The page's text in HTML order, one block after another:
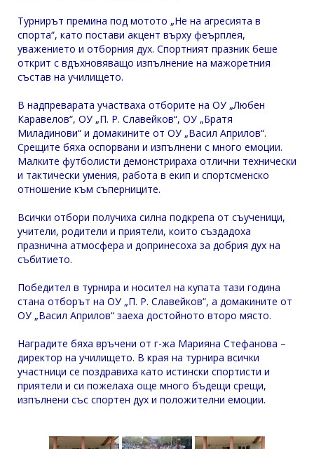
Турнирът премина под мотото „Не на агресията в
спорта“, като постави акцент върху феърплея,
уважението и отборния дух. Спортният празник беше
открит с вдъхновяващо изпълнение на мажоретния
състав на училището.
В надпреварата участваха отборите на ОУ „Любен
Каравелов“, ОУ „П. Р. Славейков“, ОУ „Братя
Миладинови“ и домакините от ОУ „Васил Априлов“.
Срещите бяха оспорвани и изпълнени с много емоции.
Малките футболисти демонстрираха отлични технически
и тактически умения, работа в екип и спортсменско
отношение към съперниците.
Всички отбори получиха силна подкрепа от съученици,
учители, родители и приятели, които създадоха
празнична атмосфера и допринесоха за добрия дух на
събитието.
Победител в турнира и носител на купата тази година
стана отборът на ОУ „П. Р. Славейков“, а домакините от
ОУ „Васил Априлов“ заеха достойното второ място.
Наградите бяха връчени от г-жа Марияна Стефанова –
директор на училището. В края на турнира всички
участници се поздравиха като истински спортисти и
приятели и си пожелаха още много бъдещи срещи,
изпълнени със спортен дух и положителни емоции.